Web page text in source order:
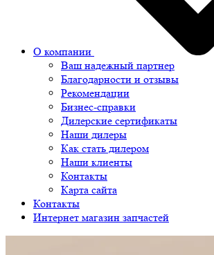
О компании
Ваш надежный партнер
Благодарности и отзывы
Рекомендации
Бизнес-справки
Дилерские сертификаты
Наши дилеры
Как стать дилером
Наши клиенты
Контакты
Карта сайта
Контакты
Интернет магазин запчастей